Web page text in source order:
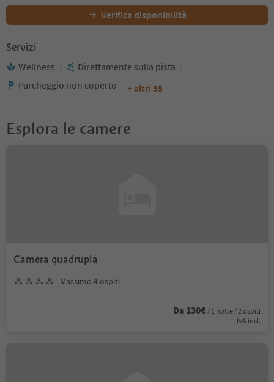
Verifica disponibilità
Servizi
Wellness
Direttamente sulla pista
Parcheggio non coperto
+ altri 55
Esplora le camere
Camera quadrupla
Massimo 4 ospiti
Da 130€ / 1 notte / 2 ospiti
IVA incl.